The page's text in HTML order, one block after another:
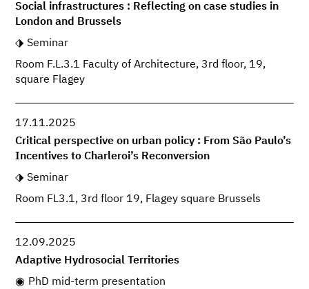
Social infrastructures : Reflecting on case studies in
London and Brussels
Seminar
Room F.L.3.1 Faculty of Architecture, 3rd floor, 19,
square Flagey
17.11.2025
Critical perspective on urban policy : From São Paulo’s
Incentives to Charleroi’s Reconversion
Seminar
Room FL3.1, 3rd floor 19, Flagey square Brussels
12.09.2025
Adaptive Hydrosocial Territories
PhD mid-term presentation